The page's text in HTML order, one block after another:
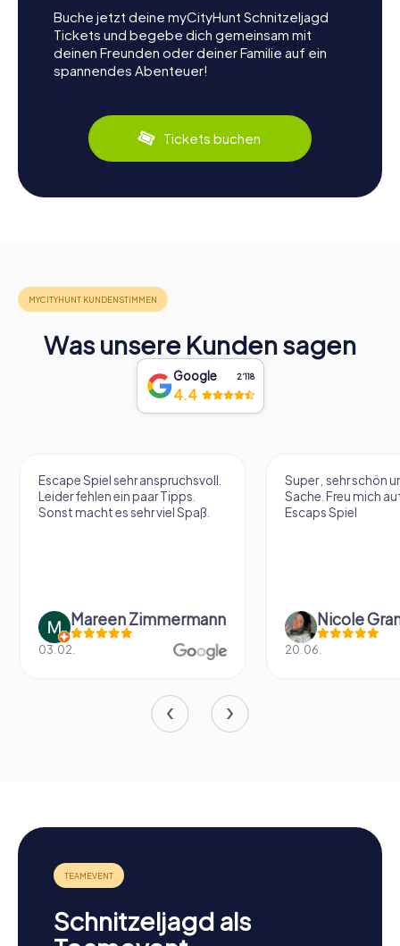
Buche jetzt deine myCityHunt Schnitzeljagd
Tickets und begebe dich gemeinsam mit
deinen Freunden oder deiner Familie auf ein
spannendes Abenteuer!
Tickets buchen
Was unsere Kunden sagen
Google 2‘118
4.4
Escape Spiel sehr anspruchsvoll.
Leider fehlen ein paar Tipps.
Sonst macht es sehr viel Spaß.
Mareen Zimmermann
03.02.
Super , sehr schön
Sache. Freu mich
Escaps Spiel
Nicole
20.06.
Schnitzeljagd als